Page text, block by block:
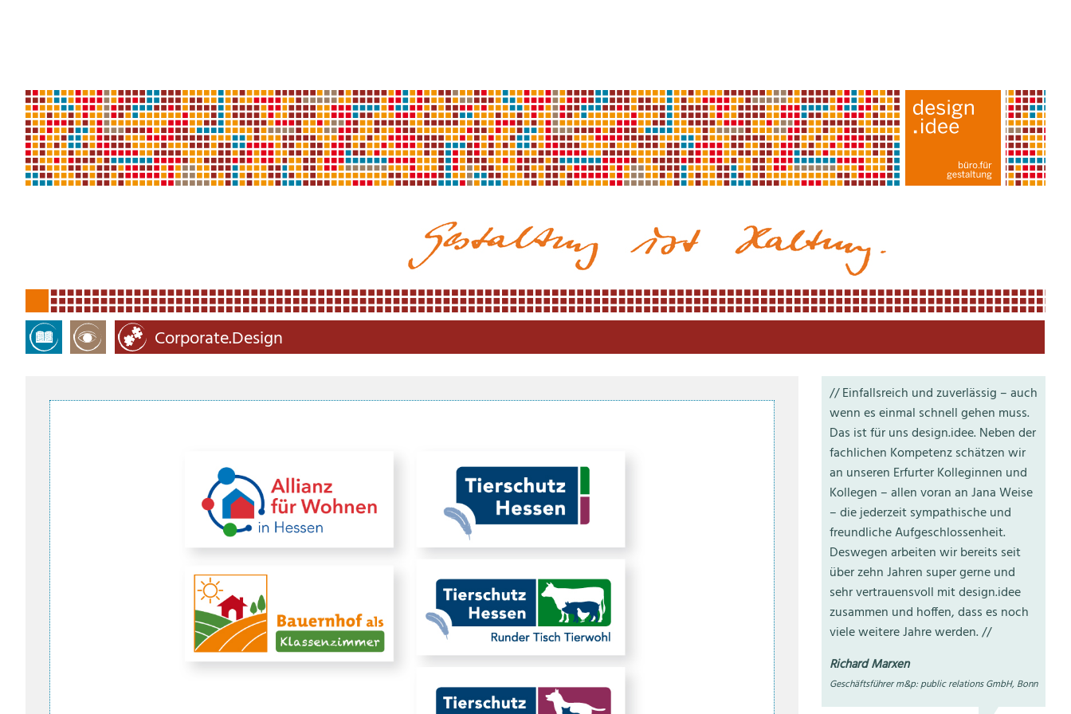
Corporate.Publishing
Barrierefreie.PDFCorporate.Design
Einfallsreich und zuverlässig – auch
wenn es einmal schnell gehen muss.
Das ist für uns design.idee. Neben der
fachlichen Kompetenz schätzen wir
an unseren Erfurter Kolleginnen und
Kollegen – allen voran an Jana Weise
– die jederzeit sympathische und
freundliche Aufgeschlossenheit.
Deswegen arbeiten wir bereits seit
über zehn Jahren super gerne und
sehr vertrauensvoll mit design.idee
zusammen und hoffen, dass es noch
viele weitere Jahre werden.
Richard Marxen
Geschäftsführer m&p: public relations GmbH, Bonn